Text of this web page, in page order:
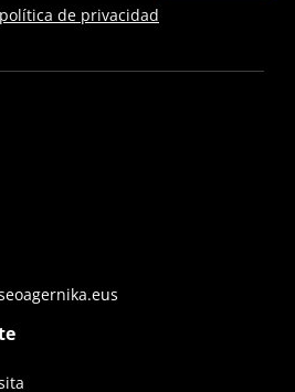
política de privacidad